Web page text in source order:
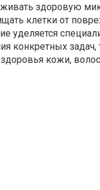
здоровую
клетки от
уделяется
конкретных задач,
кожи,